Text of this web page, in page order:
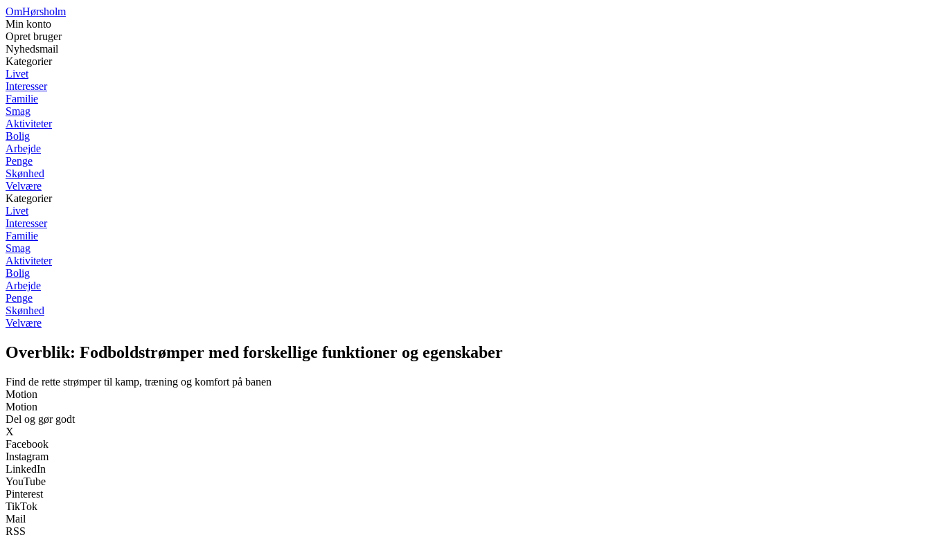
OmHørsholm
Min konto
Opret bruger
Nyhedsmail
Kategorier
Livet
Interesser
Familie
Smag
Aktiviteter
Bolig
Arbejde
Penge
Skønhed
Velvære
Kategorier
Livet
Interesser
Familie
Smag
Aktiviteter
Bolig
Arbejde
Penge
Skønhed
Velvære
Overblik: Fodboldstrømper med forskellige funktioner og egenskaber
Find de rette strømper til kamp, træning og komfort på banen
Motion
Motion
Del og gør godt
X
Facebook
Instagram
LinkedIn
YouTube
Pinterest
TikTok
Mail
RSS